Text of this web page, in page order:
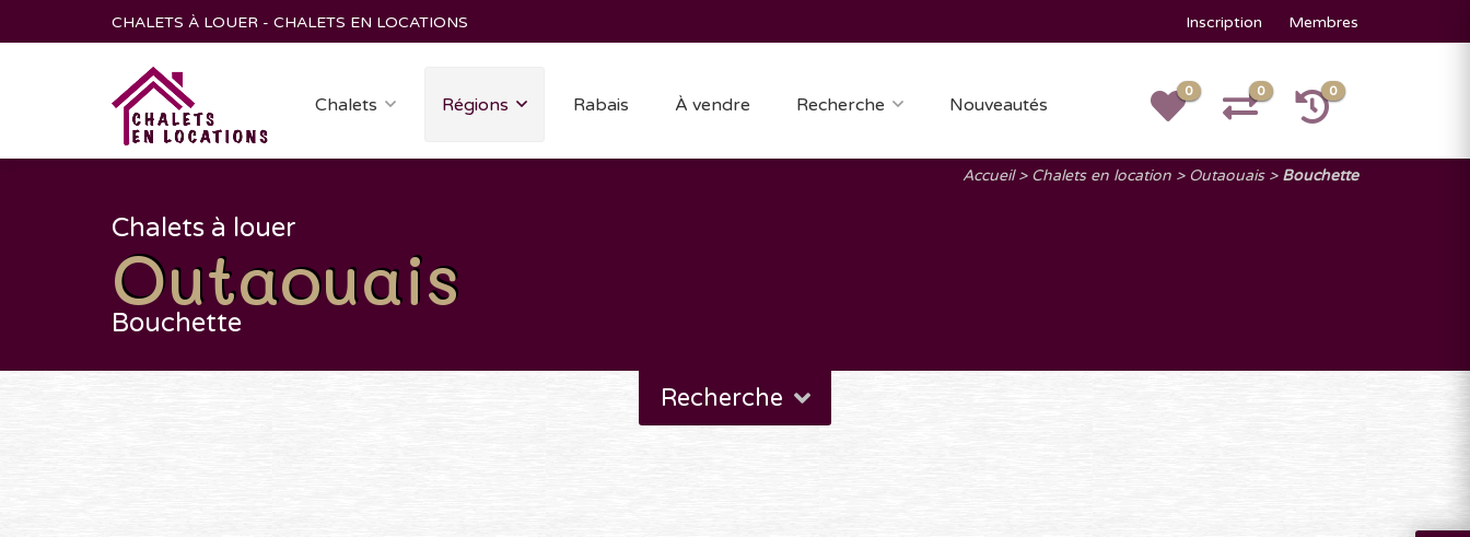
CHALETS À LOUER - CHALETS EN LOCATIONS Inscription Membres
Chalets Régions Rabais À vendre Recherche Nouveautés
0 0 0
Accueil Chalets en location Outaouais Bouchette
Chalets à louer
Outaouais
Bouchette
Recherche